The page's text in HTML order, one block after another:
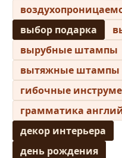
выбор подарка
вырубные штампы
вытяжные штампы
гибочные
грамматика
декор интерьера
день рождения